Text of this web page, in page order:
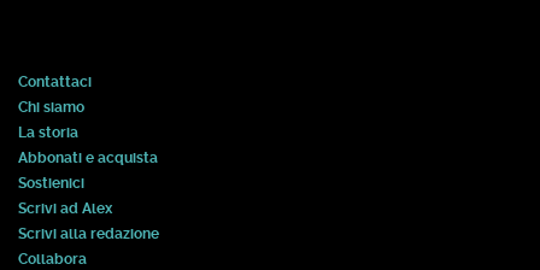
Contattaci
Chi siamo
La storia
Abbonati e acquista
Sostienici
Scrivi ad Alex
Scrivi alla redazione
Collabora